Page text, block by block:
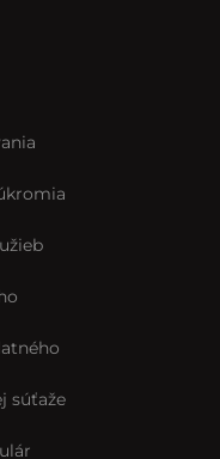
súťaže